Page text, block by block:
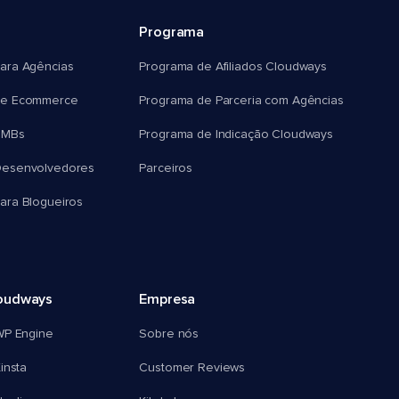
Agências
Ecommerce
Blogueiros
Programa
Programa de Afiliados Cloudways
Programa de Parceria com Agências
Programa de Indicação Cloudways
Parceiros
Engine
Empresa
Sobre nós
Customer Reviews